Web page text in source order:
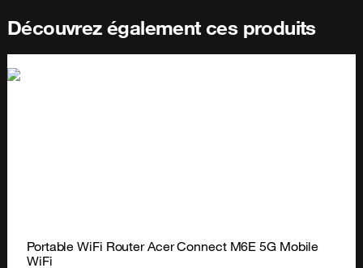
Découvrez également ces produits
Portable WiFi Router Acer Connect M6E 5G Mobile
WiFi